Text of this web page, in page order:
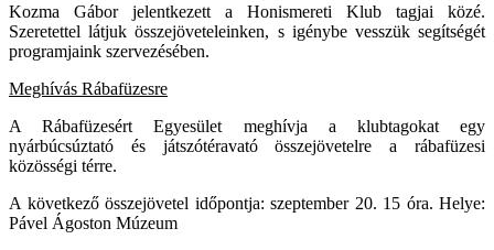
Kozma Gábor jelentkezett a Honismereti Klub tagjai közé.
Szeretettel látjuk összejöveteleinken, s igénybe vesszük segítségét
programjaink szervezésében.
Meghívás Rábafüzesre
A Rábafüzesért Egyesület meghívja a klubtagokat egy
nyárbúcsúztató és játszótéravató összejövetelre a rábafüzesi
közösségi térre.
A következő összejövetel időpontja: szeptember 20. 15 óra. Helye:
Pável Ágoston Múzeum